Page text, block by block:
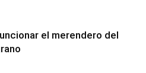
el merendero del